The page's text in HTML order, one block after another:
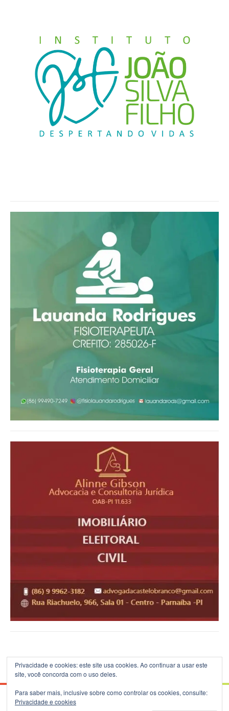
© 2026 Blog do B.Silva - Theme: Patus by FameThemes.
Privacidade e cookies: este site usa cookies. Ao continuar a usar este
site, você concorda com o uso deles.
Para saber mais, inclusive sobre como controlar os cookies, consulte:
Privacidade e cookies